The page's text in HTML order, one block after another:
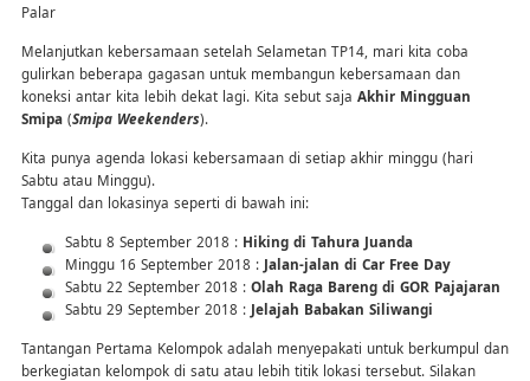
Palar
Melanjutkan kebersamaan setelah Selametan TP14, mari kita coba
gulirkan beberapa gagasan untuk membangun kebersamaan dan
koneksi antar kita lebih dekat lagi. Kita sebut saja Akhir Mingguan
Smipa(Smipa Weekenders).
Kita punya agenda lokasi kebersamaan di setiap akhir minggu (hari
Sabtu atau Minggu).
Tanggal dan lokasinya seperti di bawah ini:
Sabtu 8 September 2018 : Hiking di Tahura Juanda
Minggu 16 September 2018 : Jalan-jalan di Car Free Day
Sabtu 22 September 2018 :Olah Raga Bareng di GOR Pajajaran
Sabtu 29 September 2018 : Jelajah Babakan Siliwangi
Tantangan Pertama Kelompok adalah menyepakati untuk berkumpul dan
berkegiatan kelompok di satu atau lebih titik lokasi tersebut. Silakan